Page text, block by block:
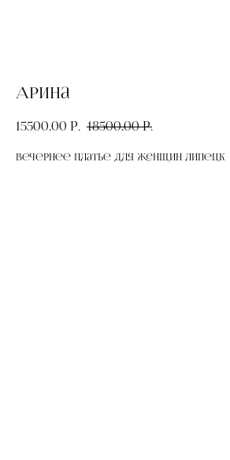
Арина
15500,00 р. 18500,00 р.
Вечернее платье для женщин Липецк